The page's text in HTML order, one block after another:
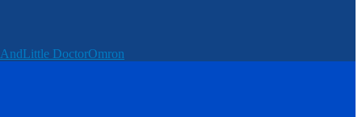
AndLittle DoctorOmron